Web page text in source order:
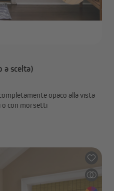
a scelta)
opaco alla vista
o con morsetti